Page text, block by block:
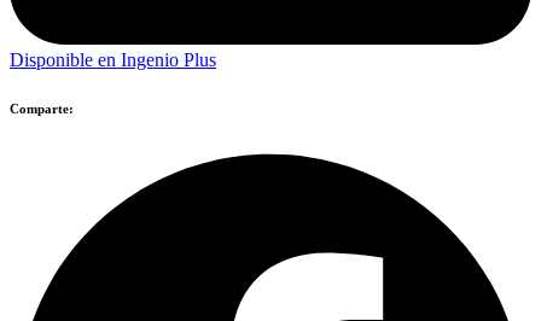
Disponible en Ingenio Plus
Comparte: